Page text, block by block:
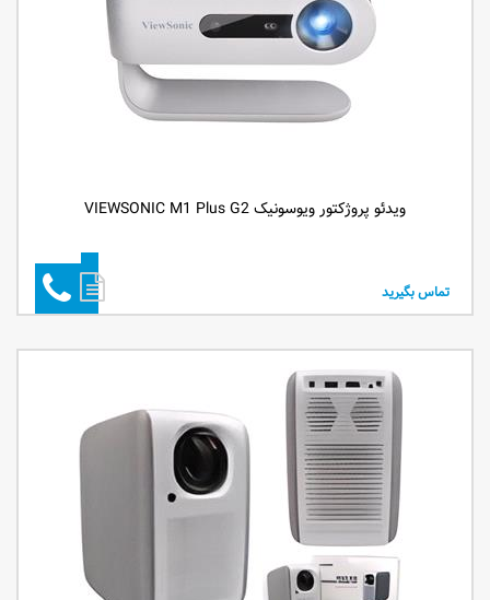
ویدئو پروژکتور ویوسونیک VIEWSONIC M1 Plus G2
تماس بگیرید